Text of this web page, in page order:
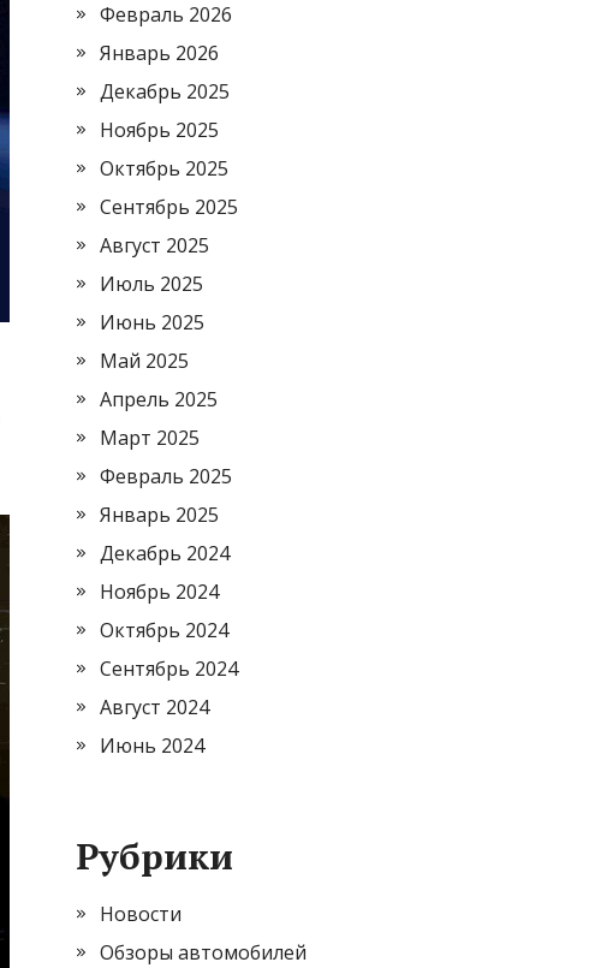
Февраль 2026
Январь 2026
Декабрь 2025
Ноябрь 2025
Октябрь 2025
Сентябрь 2025
Август 2025
Июль 2025
Июнь 2025
Май 2025
Апрель 2025
Март 2025
Февраль 2025
Январь 2025
Декабрь 2024
Ноябрь 2024
Октябрь 2024
Сентябрь 2024
Август 2024
Июнь 2024
Рубрики
Новости
Обзоры автомобилей